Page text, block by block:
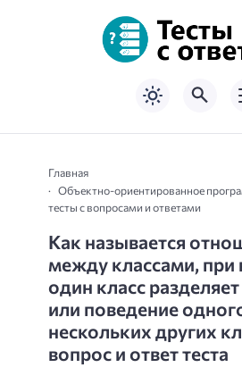
Главная
Объектно-ориентированное
тесты с вопросами и ответами
Как называется
между классами, при
один класс
или поведение
нескольких других
вопрос и ответ теста